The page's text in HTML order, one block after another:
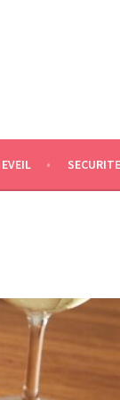
EVEIL SECURITE